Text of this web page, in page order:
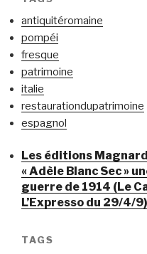
antiquitéromaine
pompéi
fresque
patrimoine
italie
restaurationdupatrimoine
espagnol
Les éditions
« Adèle Blanc Sec »
guerre de 1914 (Le
L’Expresso du 29/4/9)
TAGS